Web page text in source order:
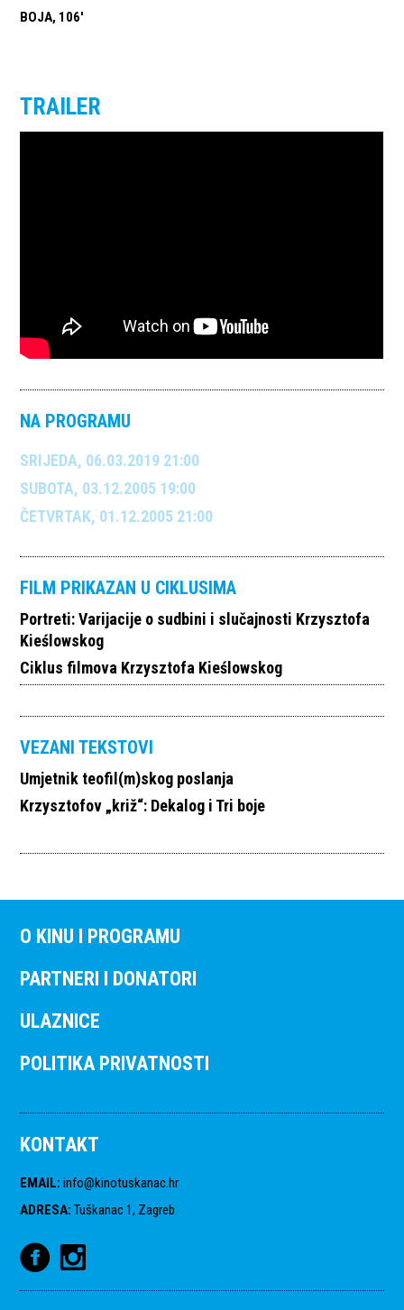
BOJA, 106'
TRAILER
NA PROGRAMU
SRIJEDA, 06.03.2019 21:00
SUBOTA, 03.12.2005 19:00
ČETVRTAK, 01.12.2005 21:00
FILM PRIKAZAN U CIKLUSIMA
Portreti: Varijacije o sudbini i slučajnosti Krzysztofa
Kieślowskog
Ciklus filmova Krzysztofa Kieślowskog
VEZANI TEKSTOVI
Umjetnik teofil(m)skog poslanja
Krzysztofov „križ“: Dekalog i Tri boje
O KINU I PROGRAMU
PARTNERI I DONATORI
ULAZNICE
POLITIKA PRIVATNOSTI
KONTAKT
EMAIL: info@kinotuskanac.hr
ADRESA: Tuškanac 1, Zagreb